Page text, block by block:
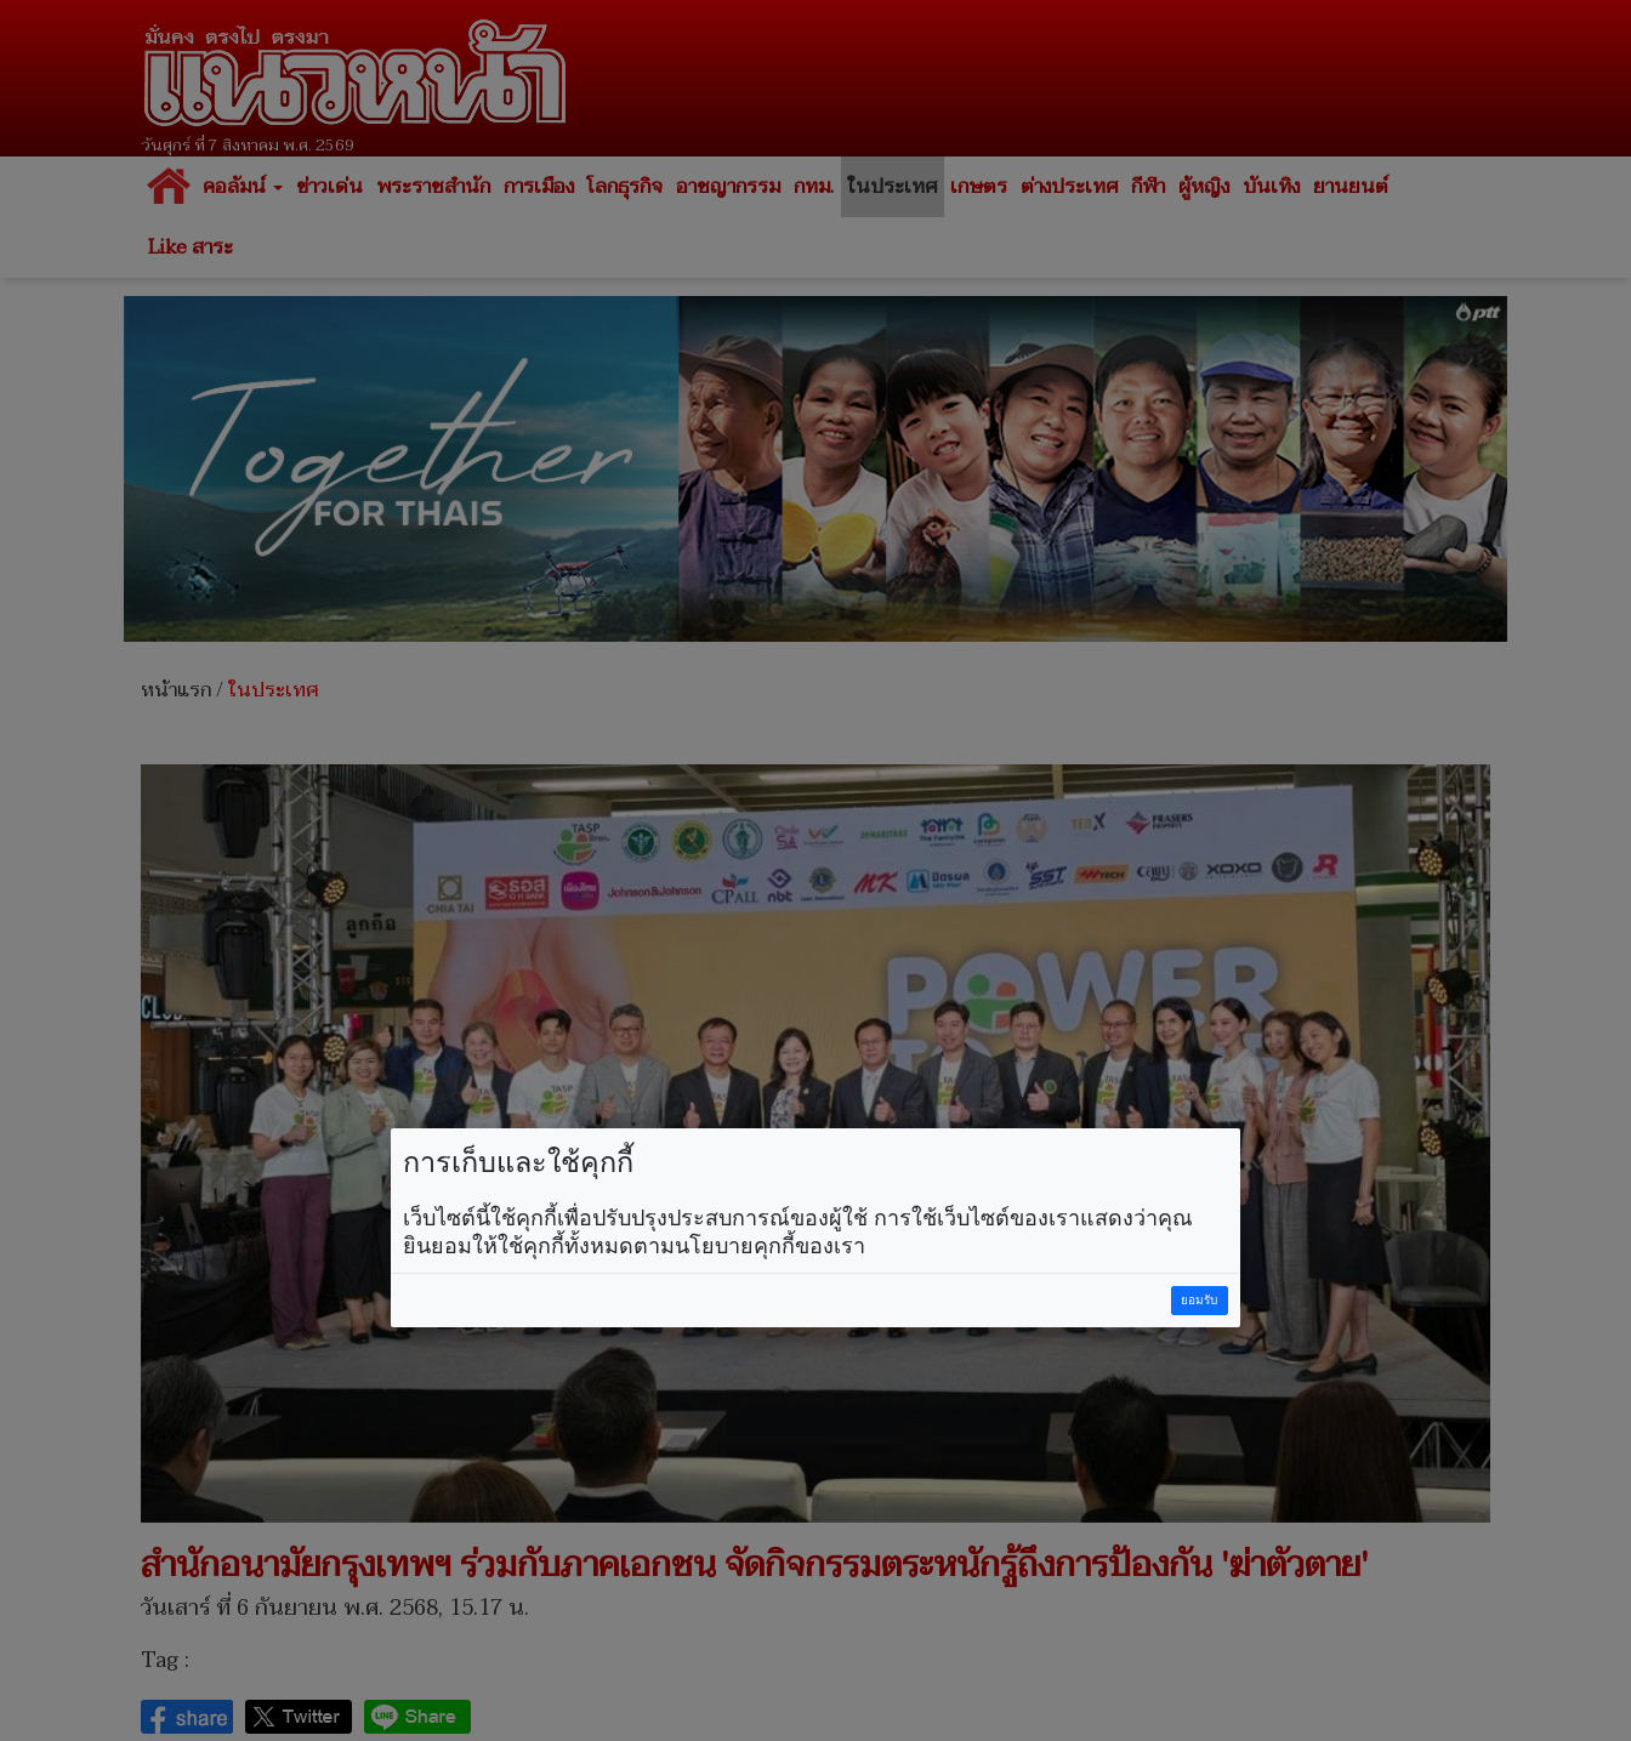
วันศุกร์ ที่ 7 สิงหาคม พ.ศ. 2569
คอลัมน์ ข่าวเด่น พระราชสำนัก การเมือง โลกธุรกิจ อาชญากรรม กทม. ในประเทศ เกษตร ต่างประเทศ กีฬา ผู้หญิง บันเทิง ยานยนต์
Like สาระ
หน้าแรก/ในประเทศ
สำนักอนามัยกรุงเทพฯ ร่วมกับภาคเอกชน จัดกิจกรรมตระหนักรู้ถึงการป้องกัน 'ฆ่าตัวตาย'
วันเสาร์ ที่ 6 กันยายน พ.ศ. 2568, 15.17 น.
Tag :
การเก็บและใช้คุกกี้
เว็บไซต์นี้ใช้คุกกี้เพื่อปรับปรุงประสบการณ์ของผู้ใช้ การใช้เว็บไซต์ของเราแสดงว่าคุณ
ยินยอมให้ใช้คุกกี้ทั้งหมดตามนโยบายคุกกี้ของเรา
ยอมรับ